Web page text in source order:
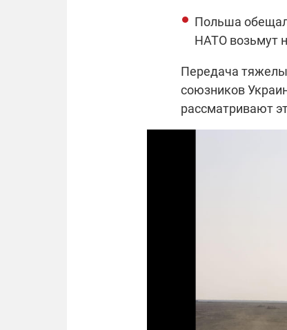
Польша
НАТО возьмут
Передача
союзников
рассматривают